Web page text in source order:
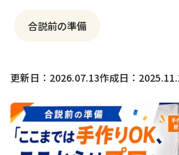
合説前の準備
更新日：2026.07.13作成日：